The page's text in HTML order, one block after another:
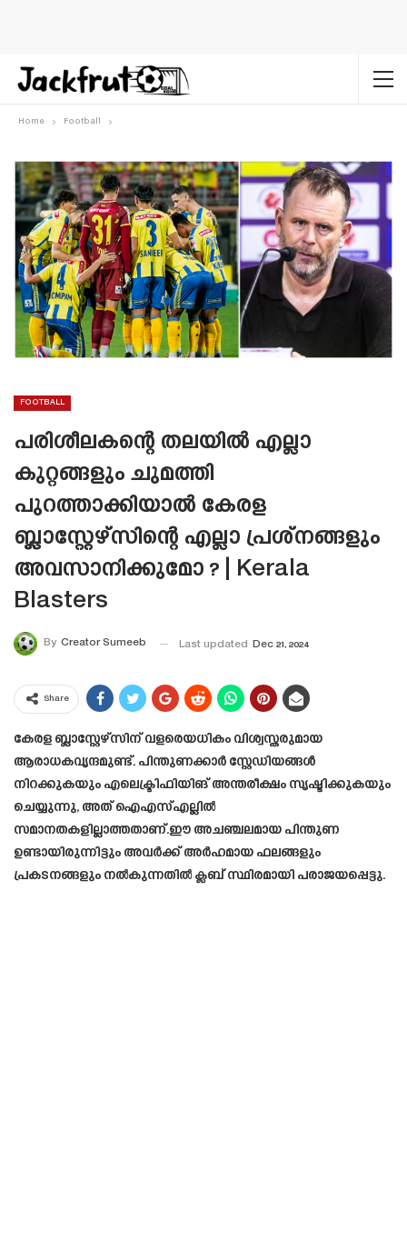
Home Football
FOOTBALL
പരിശീലകന്റെ തലയിൽ എല്ലാ
കുറ്റങ്ങളും ചുമത്തി
പുറത്താക്കിയാൽ കേരള
ബ്ലാസ്റ്റേഴ്സിന്റെ എല്ലാ പ്രശ്നങ്ങളും
അവസാനിക്കുമോ ? | Kerala
Blasters
By Creator Sumeeb Last updated Dec 21, 2024
Share
കേരള ബ്ലാസ്റ്റേഴ്‌സിന് വളരെയധികം വിശ്വസ്തരുമായ
ആരാധകവൃന്ദമുണ്ട്. പിന്തുണക്കാർ സ്റ്റേഡിയങ്ങൾ
നിറക്കുകയും എലെക്ട്രിഫിയിങ് അന്തരീക്ഷം സൃഷ്ടിക്കുകയും
ചെയ്യുന്നു, അത് ഐഎസ്എല്ലിൽ
സമാനതകളില്ലാത്തതാണ്.ഈ അചഞ്ചലമായ പിന്തുണ
ഉണ്ടായിരുന്നിട്ടും അവർക്ക് അർഹമായ ഫലങ്ങളും
പ്രകടനങ്ങളും നൽകുന്നതിൽ ക്ലബ് സ്ഥിരമായി പരാജയപ്പെട്ടു.